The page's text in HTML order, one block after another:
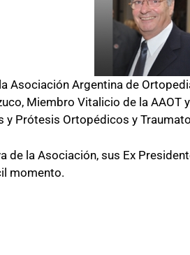
Asociación Argentina de
Miembro Vitalicio de la
y Prótesis Ortopédicos y
de la Asociación, sus Ex
momento.